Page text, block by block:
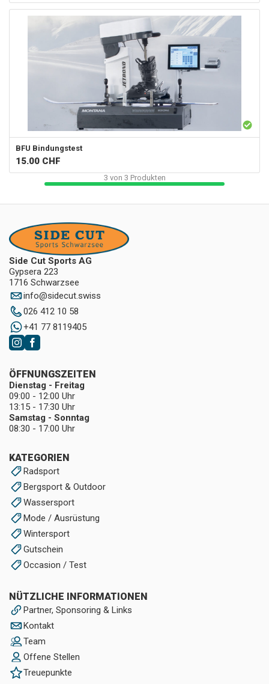
BFU Bindungstest
15.00 CHF
3 von 3 Produkten
Side Cut Sports AG
Gypsera 223
1716 Schwarzsee
info@sidecut.swiss
026 412 10 58
+41 77 8119405
KATEGORIEN
Radsport
Bergsport & Outdoor
Wassersport
Mode / Ausrüstung
Wintersport
Gutschein
Occasion / Test
NÜTZLICHE INFORMATIONEN
Partner, Sponsoring & Links
Kontakt
Team
Offene Stellen
Treuepunkte
ÖFFNUNGSZEITEN
Dienstag - Freitag
09:00 - 12:00 Uhr
13:15 - 17:30 Uhr
Samstag - Sonntag
08:30 - 17:00 Uhr